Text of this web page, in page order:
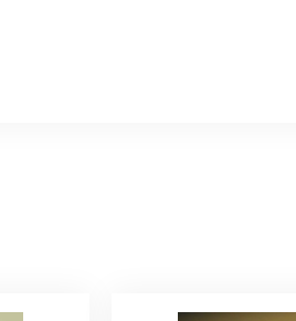
ぎず丁寧なデザインで、イメージ以上